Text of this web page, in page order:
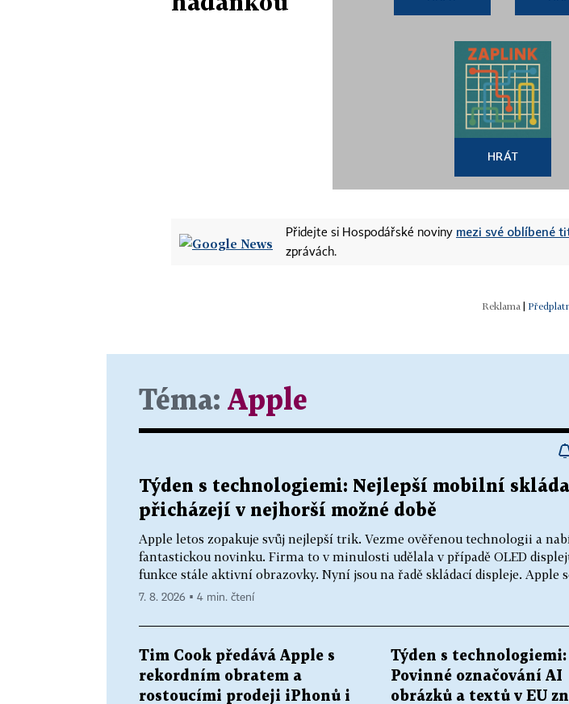
HRÁT
Přidejte si Hospodářské noviny mezi své oblíbené
zprávách.
|
Téma: Apple
Týden s technologiemi: Nejlepší mobilní
přicházejí v nejhorší možné době
Apple letos zopakuje svůj nejlepší trik. Vezme ověřenou technologii a
fantastickou novinku. Firma to v minulosti udělala v případě OLED
funkce stále aktivní obrazovky. Nyní jsou na řadě skládací displeje. Apple
7. 8. 2026 ▪ 4 min. čtení
Tim Cook předává Apple s
rekordním obratem a
rostoucími prodeji iPhonů i
Týden s technologiemi:
Povinné označování AI
obrázků a textů v EU